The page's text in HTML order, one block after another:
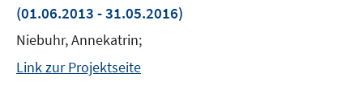
(01.06.2013 - 31.05.2016)
Niebuhr, Annekatrin;
Link zur Projektseite